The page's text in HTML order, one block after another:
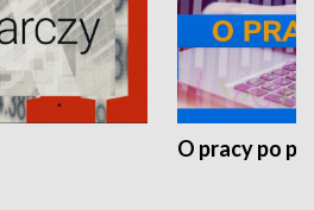
O pracy po